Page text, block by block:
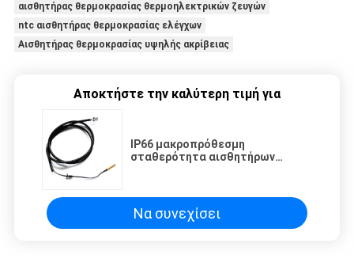
αισθητήρας θερμοκρασίας θερμοηλεκτρικών ζευγών
ntc αισθητήρας θερμοκρασίας ελέγχων
Αισθητήρας θερμοκρασίας υψηλής ακρίβειας
Αποκτήστε την καλύτερη τιμή για
IP66 μακροπρόθεσμη
σταθερότητα αισθητήρων
ορείχαλκος, χαλκός
Να συνεχίσει